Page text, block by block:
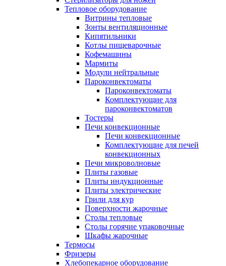
Тепловое оборудование
Витрины тепловые
Зонты вентиляционные
Кипятильники
Котлы пищеварочные
Кофемашины
Мармиты
Модули нейтральные
Пароконвектоматы
Пароконвектоматы
Комплектующие для
пароконвектоматов
Тостеры
Печи конвекционные
Печи конвекционные
Комплектующие для печей
конвекционных
Печи микроволновые
Плиты газовые
Плиты индукционные
Плиты электрические
Грили для кур
Поверхности жарочные
Столы тепловые
Столы горячие упаковочные
Шкафы жарочные
Термосы
Фризеры
Хлебопекарное оборудование